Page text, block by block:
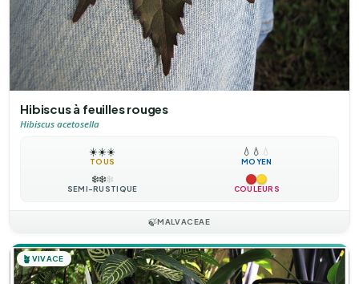
Hibiscus à feuilles rouges
Hibiscus acetosella
☀️☀️☀️
TOUS
💧 💧 💧
MOYEN
❄️❄️❄️
SEMI-RUSTIQUE COULEURS
🍃MALVACEAE
🪴 VIVACE